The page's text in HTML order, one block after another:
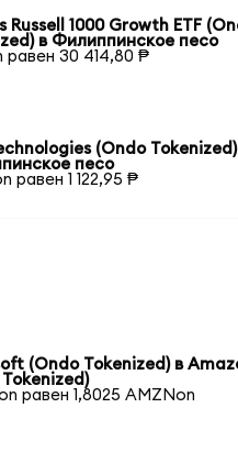
Russell 1000 Growth ETF
в Филиппинское песо
равен 30 414,80 ₱
(Ondo
песо
равен 1 122,95 ₱
(Ondo Tokenized) в
равен 1,8025 AMZNon